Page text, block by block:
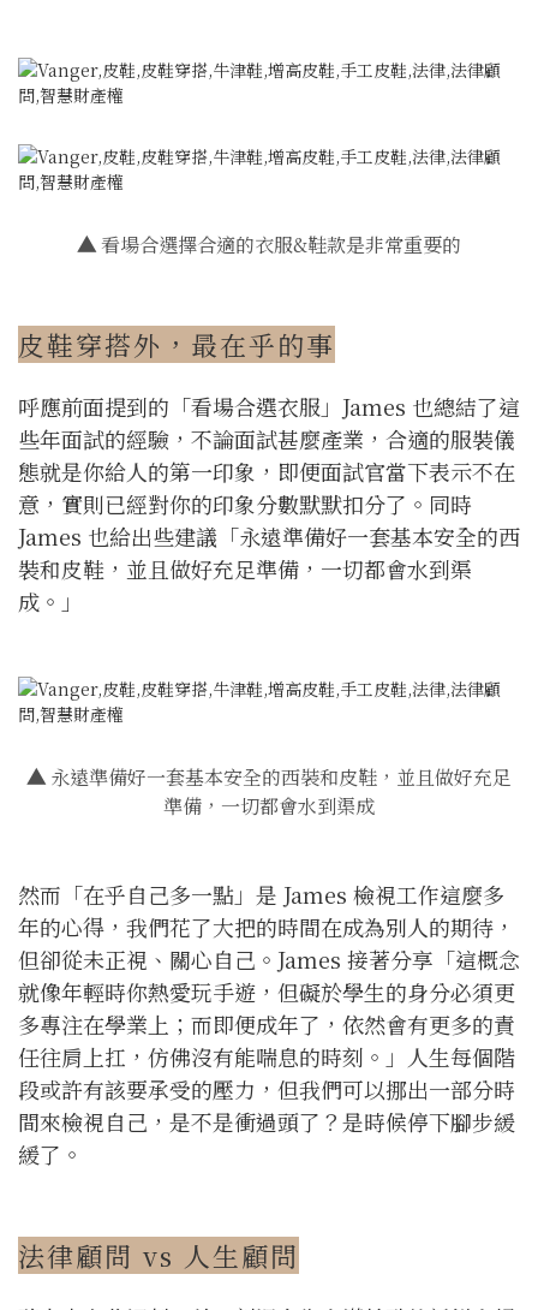
▲看場合選擇合適的衣服&鞋款是非常重要的
皮鞋穿搭外，最在乎的事
呼應前面提到的「看場合選衣服」James 也總結了這
些年面試的經驗，不論面試甚麼產業，合適的服裝儀
態就是你給人的第一印象，即便面試官當下表示不在
意，實則已經對你的印象分數默默扣分了。同時
James 也給出些建議「永遠準備好一套基本安全的西
裝和皮鞋，並且做好充足準備，一切都會水到渠
成。」
▲永遠準備好一套基本安全的西裝和皮鞋，並且做好充足
準備，一切都會水到渠成
然而「在乎自己多一點」是 James 檢視工作這麼多
年的心得，我們花了大把的時間在成為別人的期待，
但卻從未正視、關心自己。James 接著分享「這概念
就像年輕時你熱愛玩手遊，但礙於學生的身分必須更
多專注在學業上；而即便成年了，依然會有更多的責
任往肩上扛，仿佛沒有能喘息的時刻。」人生每個階
段或許有該要承受的壓力，但我們可以挪出一部分時
間來檢視自己，是不是衝過頭了？是時候停下腳步緩
緩了。
法律顧問 vs 人生顧問